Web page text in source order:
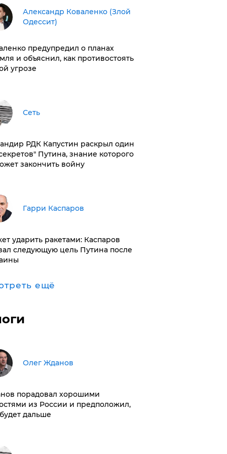
Александр Коваленко (Злой
Одессит)
предупредил о планах
и объяснил, как противостоять
угрозе
Сеть
РДК Капустин раскрыл один
Путина, знание которого
закончить войну
Гарри Каспаров
ударить ракетами: Каспаров
следующую цель Путина после
ещё
Олег Жданов
порадовал хорошими
из России и предположил,
дальше